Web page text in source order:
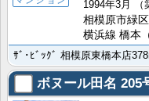
1994年3月
相模原市緑
横浜線 橋本
ボヌール田名 205